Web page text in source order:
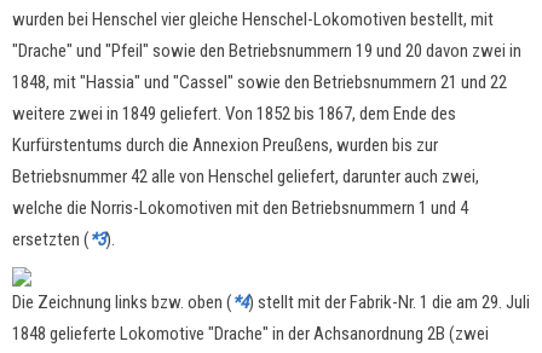
wurden bei Henschel vier gleiche Henschel-Lokomotiven bestellt, mit
"Drache" und "Pfeil" sowie den Betriebsnummern 19 und 20 davon zwei in
1848, mit "Hassia" und "Cassel" sowie den Betriebsnummern 21 und 22
weitere zwei in 1849 geliefert. Von 1852 bis 1867, dem Ende des
Kurfürstentums durch die Annexion Preußens, wurden bis zur
Betriebsnummer 42 alle von Henschel geliefert, darunter auch zwei,
welche die Norris-Lokomotiven mit den Betriebsnummern 1 und 4
ersetzten (*3).
Die Zeichnung links bzw. oben (*4) stellt mit der Fabrik-Nr. 1 die am 29. Juli
1848 gelieferte Lokomotive "Drache" in der Achsanordnung 2B (zwei